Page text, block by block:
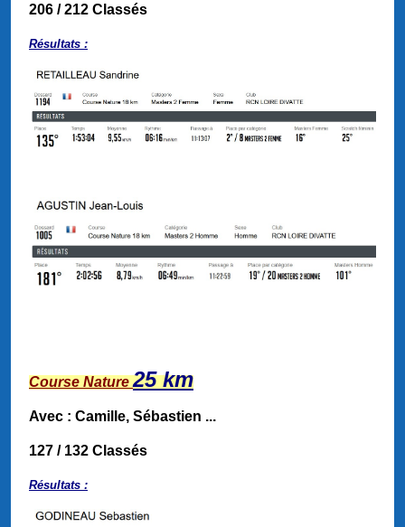
206 /212 Classés
Résultats :
Course Nature 25 km
Avec : Camille, Sébastien ...
127 / 132 Classés
Résultats :